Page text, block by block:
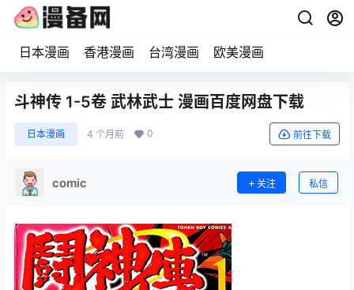
日本漫画 香港漫画 台湾漫画 欧美漫画
斗神传 1-5卷 武林武士 漫画百度网盘下载
日本漫画 4 个月前 0 前往下载
comic 关注 私信